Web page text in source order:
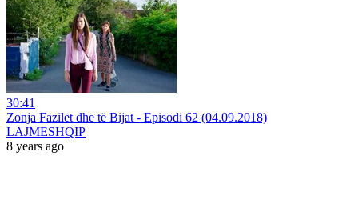
30:41
Zonja Fazilet dhe të Bijat - Episodi 62 (04.09.2018)
LAJMESHQIP
8 years ago